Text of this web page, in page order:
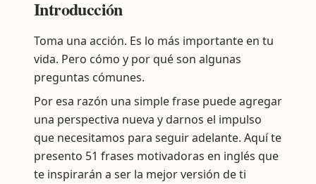
Introducción
Toma una acción. Es lo más importante en tu
vida. Pero cómo y por qué son algunas
preguntas cómunes.
Por esa razón una simple frase puede agregar
una perspectiva nueva y darnos el impulso
que necesitamos para seguir adelante. Aquí te
presento 51 frases motivadoras en inglés que
te inspirarán a ser la mejor versión de ti